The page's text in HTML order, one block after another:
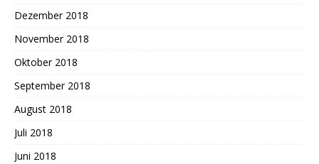
Dezember 2018
November 2018
Oktober 2018
September 2018
August 2018
Juli 2018
Juni 2018